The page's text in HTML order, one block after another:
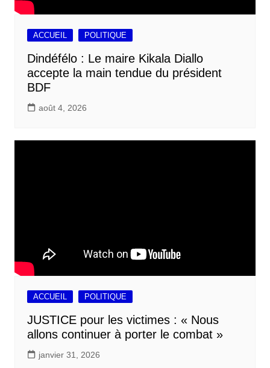
ACCUEIL POLITIQUE
Dindéfélo : Le maire Kikala Diallo
accepte la main tendue du président
BDF
août 4, 2026
ACCUEIL POLITIQUE
JUSTICE pour les victimes : « Nous
allons continuer à porter le combat »
janvier 31, 2026